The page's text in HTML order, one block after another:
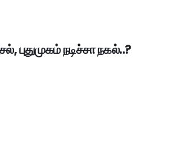
புதுமுகம் நடிச்சா நகல்..?